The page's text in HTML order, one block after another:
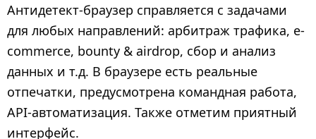
я
ц
а
н
а
з
а
Антидетект-браузер справляется с задачами
для любых направлений: арбитраж трафика, e-
commerce, bounty & airdrop, сбор и анализ
данных и т.д. В браузере есть реальные
отпечатки, предусмотрена командная работа,
API-автоматизация. Также отметим приятный
интерфейс.